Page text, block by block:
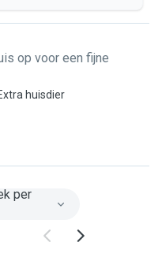
op voor een fijne
huisdier
per